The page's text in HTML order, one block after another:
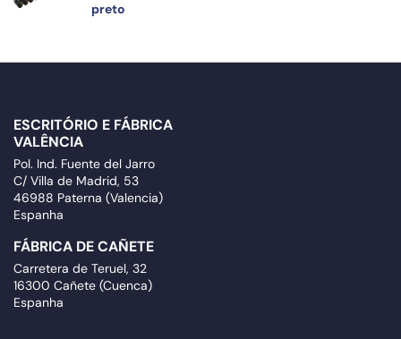
preto
ESCRITÓRIO E FÁBRICA
VALÊNCIA
Pol. Ind. Fuente del Jarro
C/ Villa de Madrid, 53
46988 Paterna (Valencia)
Espanha
FÁBRICA DE CAÑETE
Carretera de Teruel, 32
16300 Cañete (Cuenca)
Espanha